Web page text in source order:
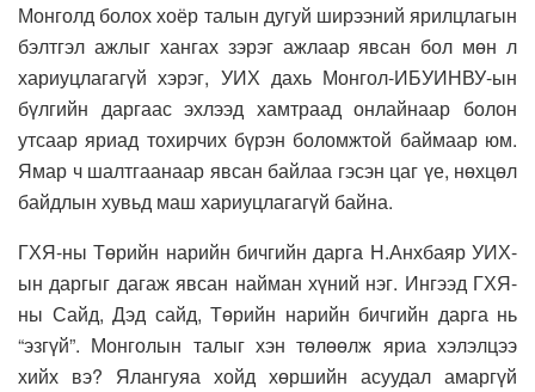
Монголд болох хоёр талын дугуй ширээний ярилцлагын
бэлтгэл ажлыг хангах зэрэг ажлаар явсан бол мөн л
хариуцлагагүй хэрэг, УИХ дахь Монгол-ИБУИНВУ-ын
бүлгийн даргаас эхлээд хамтраад онлайнаар болон
утсаар яриад тохирчих бүрэн боломжтой баймаар юм.
Ямар ч шалтгаанаар явсан байлаа гэсэн цаг үе, нөхцөл
байдлын хувьд маш хариуцлагагүй байна.
ГХЯ-ны Төрийн нарийн бичгийн дарга Н.Анхбаяр УИХ-
ын даргыг дагаж явсан найман хүний нэг. Ингээд ГХЯ-
ны Сайд, Дэд сайд, Төрийн нарийн бичгийн дарга нь
“эзгүй”. Монголын талыг хэн төлөөлж яриа хэлэлцээ
хийх вэ? Ялангуяа хойд хөршийн асуудал амаргүй